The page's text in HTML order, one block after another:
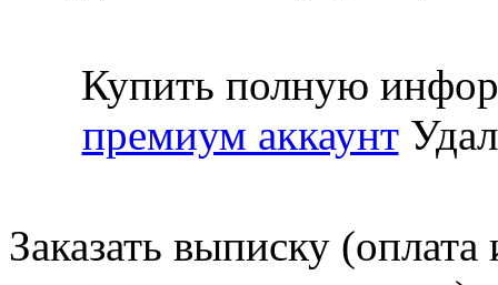
Купить полную
премиум аккаунт
Заказать выписку